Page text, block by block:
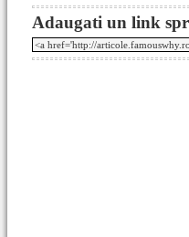
Adaugati un link